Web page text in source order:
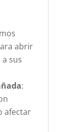
abrir
sus
:
afectar